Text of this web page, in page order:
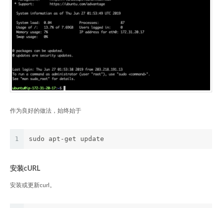
作为良好的做法，始终始于
1 sudo apt-get update
安装cURL
安装或更新curl。